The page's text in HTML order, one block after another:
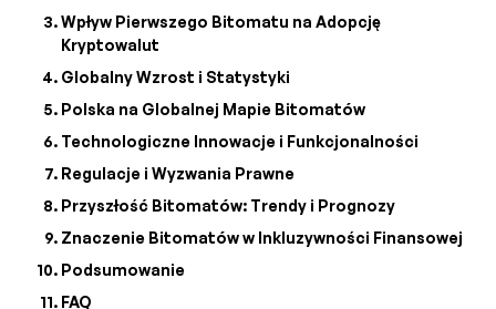
Wpływ Pierwszego Bitomatu na Adopcję
Kryptowalut
Globalny Wzrost i Statystyki
Polska na Globalnej Mapie Bitomatów
Technologiczne Innowacje i Funkcjonalności
Regulacje i Wyzwania Prawne
Przyszłość Bitomatów: Trendy i Prognozy
Znaczenie Bitomatów w Inkluzywności Finansowej
Podsumowanie
FAQ